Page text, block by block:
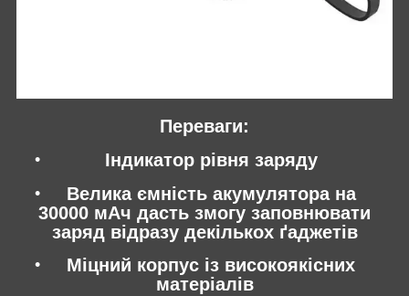
Переваги:
Індикатор рівня заряду
Велика ємність акумулятора на
30000 мАч дасть змогу заповнювати
заряд відразу декількох ґаджетів
Міцний корпус із високоякісних
матеріалів